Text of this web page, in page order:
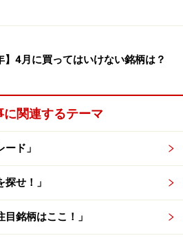
ついては、
ています。記事の内容に関して
が、その内容の正確性および安
有用性を保証するものではあり
は一切の責任を負わないものと
身の責任でお願いします）
】4月に買ってはいけない銘柄は？
に関連するテーマ
ド」
せ！」
銘柄はここ！」